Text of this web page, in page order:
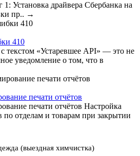
Установка драйвера Сбербанка на
пр.. →
410
текстом «Устаревшее API» — это не
уведомление о том, что в
печати отчётов
печати отчётов Настройка
по отделам и товарам при закрытии
(выездная химчистка)